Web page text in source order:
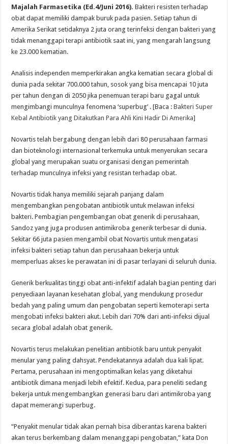
Majalah Farmasetika (Ed.4/Juni 2016).Bakteri resisten terhadap
obat dapat memiliki dampak buruk pada pasien. Setiap tahun di
Amerika Serikat setidaknya 2 juta orang terinfeksi dengan bakteri yang
tidak menanggapi terapi antibiotik saat ini, yang mengarah langsung
ke 23.000 kematian.
Analisis independen memperkirakan angka kematian secara global di
dunia pada sekitar 700.000 tahun, sosok yang bisa mencapai 10 juta
per tahun dengan di 2050 jika penemuan terapi baru gagal untuk
mengimbangi munculnya fenomena ‘superbug’ . [Baca :Bakteri Super
Kebal Antibiotik yang Ditakutkan Para Ahli Kini Hadir Di Amerika]
Novartis telah bergabung dengan lebih dari 80 perusahaan farmasi
dan bioteknologi internasional terkemuka untuk menyerukan secara
global yang merupakan suatu organisasi dengan pemerintah
terhadap munculnya infeksi yang resistan terhadap obat.
Novartis tidak hanya memiliki sejarah panjang dalam
mengembangkan pengobatan antibiotik untuk melawan infeksi
bakteri. Pembagian pengembangan obat generik di perusahaan,
Sandoz yang juga produsen antimikroba generik terbesar di dunia.
Sekitar 66 juta pasien mengambil obat Novartis untuk mengatasi
infeksi bakteri setiap tahun dan perusahaan bekerja untuk
memperluas akses ke perawatan ini di pasar terlayani di seluruh dunia.
Generik berkualitas tinggi obat anti-infektif adalah bagian penting dari
penyediaan layanan kesehatan global, yang mendukung prosedur
bedah yang paling umum dan pengobatan seperti kemoterapi serta
mengobati infeksi bakteri akut. Lebih dari 70% dari anti-infeksi dijual
secara global adalah obat generik.
Novartis terus melakukan penelitian antibiotik baru untuk penyakit
menular yang paling dahsyat. Pendekatannya adalah dua kali lipat.
Pertama, perusahaan ini mengoptimalkan kelas yang diketahui
antibiotik dimana menjadi lebih efektif. Kedua, para peneliti sedang
bekerja untuk mengembangkan generasi baru dari antimikroba yang
dapat memerangi superbug.
“Penyakit menular tidak akan pernah bisa diberantas karena bakteri
akan terus berkembang dalam menanggapi pengobatan,” kata Don